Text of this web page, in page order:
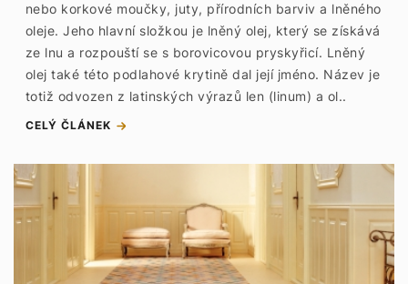
nebo korkové moučky, juty, přírodních barviv a lněného
oleje. Jeho hlavní složkou je lněný olej, který se získává
ze lnu a rozpouští se s borovicovou pryskyřicí. Lněný
olej také této podlahové krytině dal její jméno. Název je
totiž odvozen z latinských výrazů len (linum) a ol..
CELÝ ČLÁNEK